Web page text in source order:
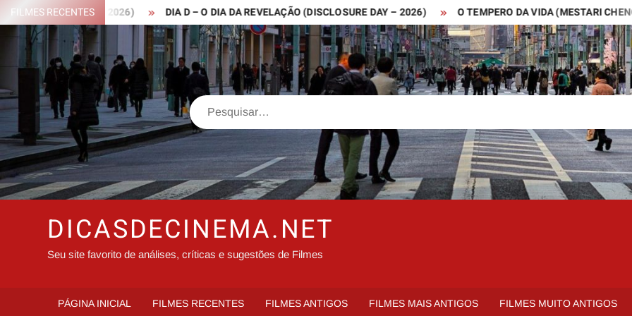
Skip
to
content
FILMES RECENTES
HOOD – 2026) DIA D – O DIA DA REVELAÇÃO (DISCLOSURE DAY – 2026) O TEMPERO DA VIDA (MESTARI CHENG –
Search
DICASDECINEMA.NET
Seu site favorito de análises, críticas e sugestões de Filmes
PÁGINA INICIAL FILMES RECENTES FILMES ANTIGOS FILMES MAIS ANTIGOS FILMES MUITO ANTIGOS